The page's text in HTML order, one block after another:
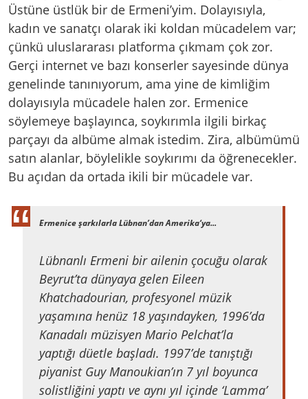
Üstüne üstlük bir de Ermeni’yim. Dolayısıyla,
kadın ve sanatçı olarak iki koldan mücadelem var;
çünkü uluslararası platforma çıkmam çok zor.
Gerçi internet ve bazı konserler sayesinde dünya
genelinde tanınıyorum, ama yine de kimliğim
dolayısıyla mücadele halen zor. Ermenice
söylemeye başlayınca, soykırımla ilgili birkaç
parçayı da albüme almak istedim. Zira, albümümü
satın alanlar, böylelikle soykırımı da öğrenecekler.
Bu açıdan da ortada ikili bir mücadele var.
Ermenice şarkılarla Lübnan’dan Amerika‘ya...
Lübnanlı Ermeni bir ailenin çocuğu olarak
Beyrut’ta dünyaya gelen Eileen
Khatchadourian, profesyonel müzik
yaşamına henüz 18 yaşındayken, 1996’da
Kanadalı müzisyen Mario Pelchat’la
yaptığı düetle başladı. 1997’de tanıştığı
piyanist Guy Manoukian’ın 7 yıl boyunca
solistliğini yaptı ve aynı yıl içinde ‘Lamma’